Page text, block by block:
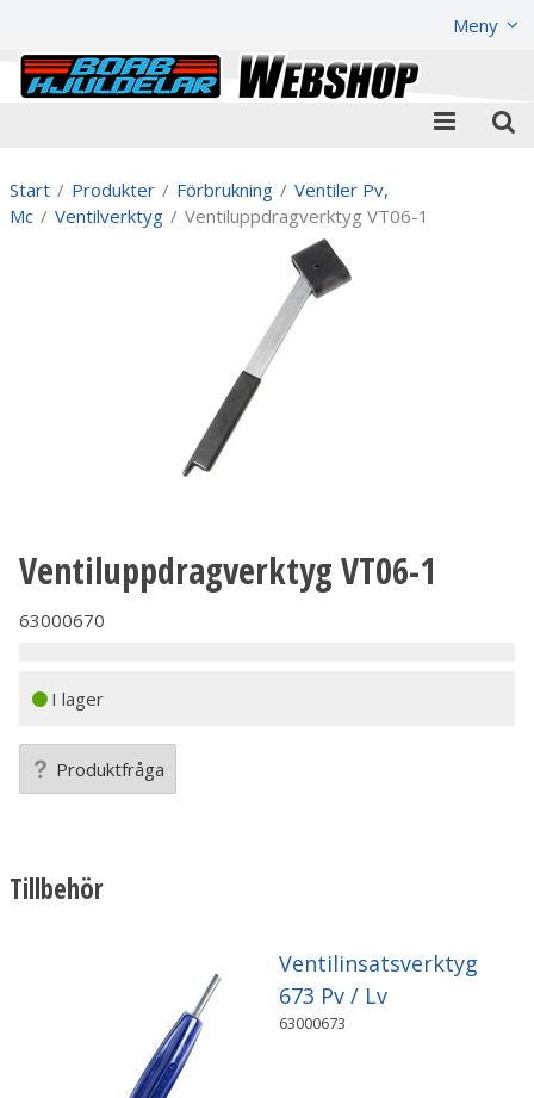
Meny
Start / Produkter / Förbrukning / Ventiler Pv,
Mc / Ventilverktyg / Ventiluppdragverktyg VT06-1
Ventiluppdragverktyg VT06-1
63000670
I lager
Produktfråga
Tillbehör
Ventilinsatsverktyg
673 Pv / Lv
63000673